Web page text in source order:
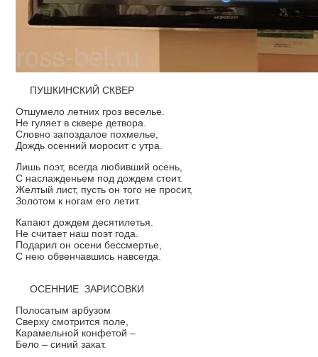
ПУШКИНСКИЙ СКВЕР
Отшумело летних гроз веселье.
Не гуляет в сквере детвора.
Словно запоздалое похмелье,
Дождь осенний моросит с утра.
Лишь поэт, всегда любивший осень,
С наслажденьем под дождем стоит.
Желтый лист, пусть он того не просит,
Золотом к ногам его летит.
Капают дождем десятилетья.
Не считает наш поэт года.
Подарил он осени бессмертье,
С нею обвенчавшись навсегда.
ОСЕННИЕ ЗАРИСОВКИ
Полосатым арбузом
Сверху смотрится поле,
Карамельной конфетой –
Бело – синий закат.